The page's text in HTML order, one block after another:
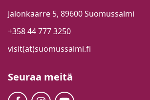
Jalonkaarre 5, 89600 Suomussalmi
+358 44 777 3250
visit(at)suomussalmi.fi
Seuraa meitä